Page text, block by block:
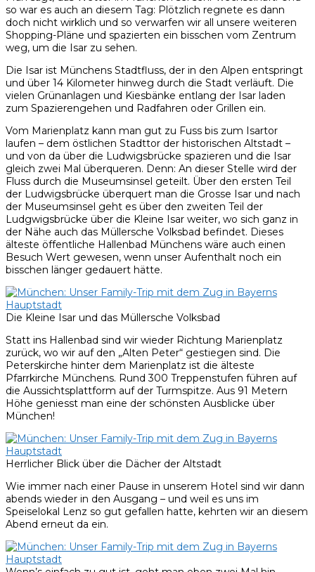
so war es auch an diesem Tag: Plötzlich regnete es dann
doch nicht wirklich und so verwarfen wir all unsere weiteren
Shopping-Pläne und spazierten ein bisschen vom Zentrum
weg, um die Isar zu sehen.
Die Isar ist Münchens Stadtfluss, der in den Alpen entspringt
und über 14 Kilometer hinweg durch die Stadt verläuft. Die
vielen Grünanlagen und Kiesbänke entlang der Isar laden
zum Spazierengehen und Radfahren oder Grillen ein.
Vom Marienplatz kann man gut zu Fuss bis zum Isartor
laufen – dem östlichen Stadttor der historischen Altstadt –
und von da über die Ludwigsbrücke spazieren und die Isar
gleich zwei Mal überqueren. Denn: An dieser Stelle wird der
Fluss durch die Museumsinsel geteilt. Über den ersten Teil
der Ludwigsbrücke überquert man die Grosse Isar und nach
der Museumsinsel geht es über den zweiten Teil der
Ludgwigsbrücke über die Kleine Isar weiter, wo sich ganz in
der Nähe auch das Müllersche Volksbad befindet. Dieses
älteste öffentliche Hallenbad Münchens wäre auch einen
Besuch Wert gewesen, wenn unser Aufenthalt noch ein
bisschen länger gedauert hätte.
Die Kleine Isar und das Müllersche Volksbad
Statt ins Hallenbad sind wir wieder Richtung Marienplatz
zurück, wo wir auf den „Alten Peter“ gestiegen sind. Die
Peterskirche hinter dem Marienplatz ist die älteste
Pfarrkirche Münchens. Rund 300 Treppenstufen führen auf
die Aussichtsplattform auf der Turmspitze. Aus 91 Metern
Höhe geniesst man eine der schönsten Ausblicke über
München!
Herrlicher Blick über die Dächer der Altstadt
Wie immer nach einer Pause in unserem Hotel sind wir dann
abends wieder in den Ausgang – und weil es uns im
Speiselokal Lenz so gut gefallen hatte, kehrten wir an diesem
Abend erneut da ein.